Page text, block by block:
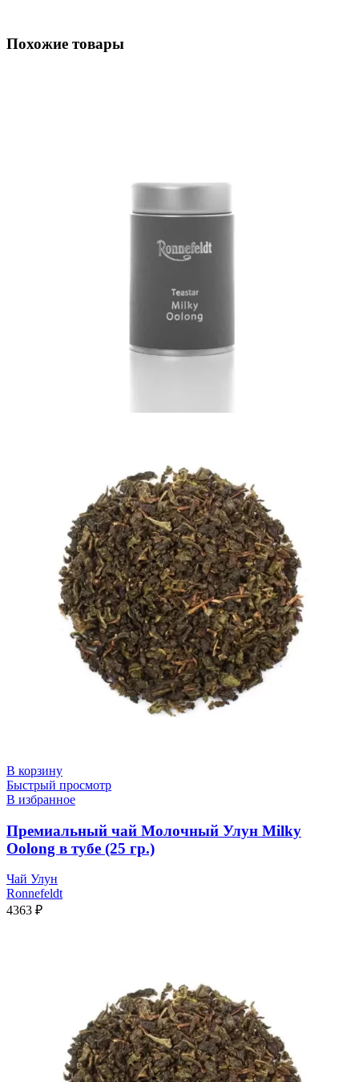
Похожие товары
В корзину
Быстрый просмотр
В избранное
Премиальный чай Молочный Улун Milky
Oolong в тубе (25 гр.)
Чай Улун
Ronnefeldt
4363 ₽